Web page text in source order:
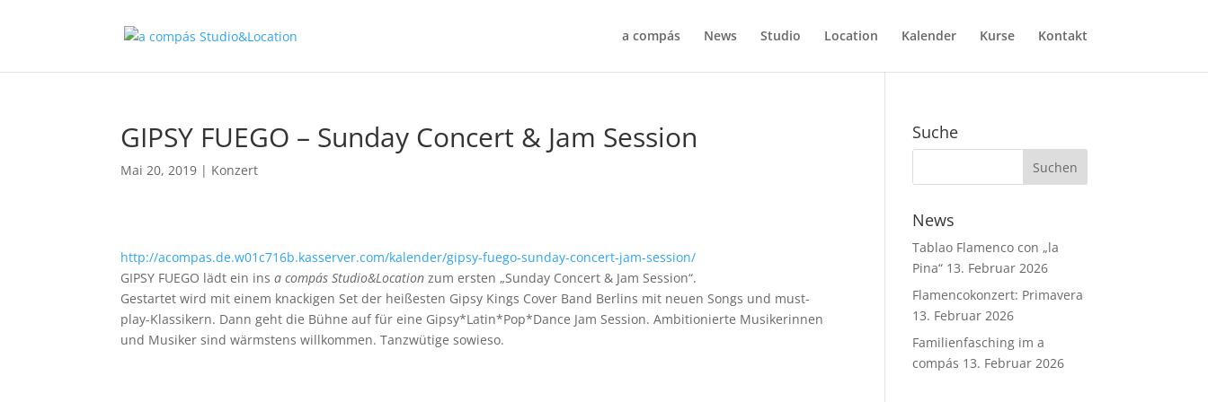
a compás News Studio Location Kalender Kurse Kontakt
GIPSY FUEGO – Sunday Concert & Jam Session
Mai 20, 2019 | Konzert
http://acompas.de.w01c716b.kasserver.com/kalender/gipsy-fuego-sunday-concert-jam-session/
GIPSY FUEGO lädt ein insa compás Studio&Location zum ersten „Sunday Concert & Jam Session“.
Gestartet wird mit einem knackigen Set der heißesten Gipsy Kings Cover Band Berlins mit neuen Songs und must-
play-Klassikern. Dann geht die Bühne auf für eine Gipsy*Latin*Pop*Dance Jam Session. Ambitionierte Musikerinnen
und Musiker sind wärmstens willkommen. Tanzwütige sowieso.
Suche
News
Tablao Flamenco con „la
Pina“ 13. Februar 2026
Flamencokonzert: Primavera
13. Februar 2026
Familienfasching im a
compás 13. Februar 2026